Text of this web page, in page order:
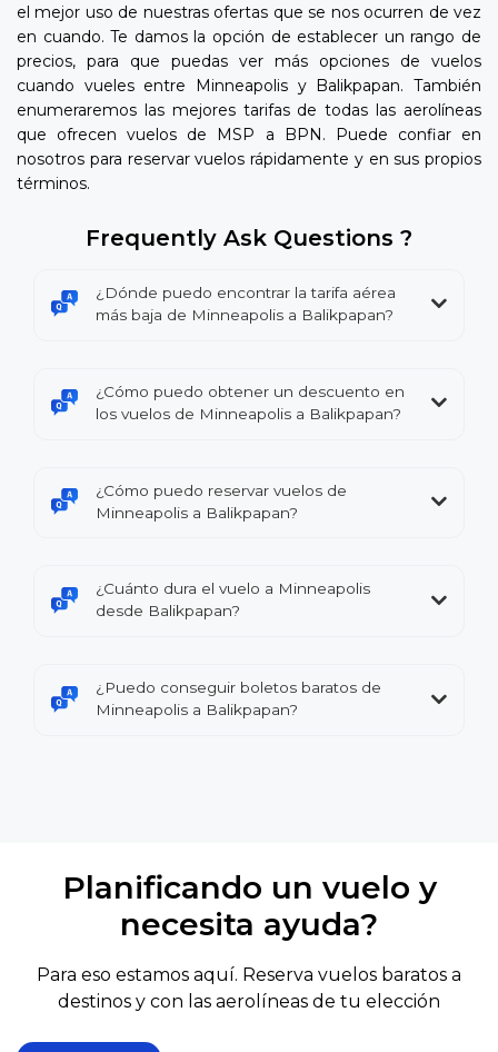
el mejor uso de nuestras ofertas que se nos ocurren de vez
en cuando. Te damos la opción de establecer un rango de
precios, para que puedas ver más opciones de vuelos
cuando vueles entre Minneapolis y Balikpapan. También
enumeraremos las mejores tarifas de todas las aerolíneas
que ofrecen vuelos de MSP a BPN. Puede confiar en
nosotros para reservar vuelos rápidamente y en sus propios
términos.
Frequently Ask Questions ?
¿Dónde puedo encontrar la tarifa aérea
más baja de Minneapolis a Balikpapan?
¿Cómo puedo obtener un descuento en
los vuelos de Minneapolis a Balikpapan?
¿Cómo puedo reservar vuelos de
Minneapolis a Balikpapan?
¿Cuánto dura el vuelo a Minneapolis
desde Balikpapan?
¿Puedo conseguir boletos baratos de
Minneapolis a Balikpapan?
Planificando un vuelo y
necesita ayuda?
Para eso estamos aquí. Reserva vuelos baratos a
destinos y con las aerolíneas de tu elección